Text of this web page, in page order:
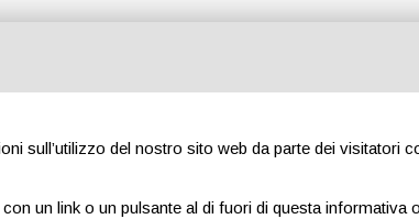
sull’utilizzo del nostro sito web da parte dei visitatori
un link o un pulsante al di fuori di questa informativa o